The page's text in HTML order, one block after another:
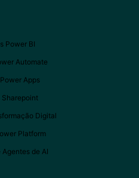
Power BI
Automate
Apps
Sharepoint
Digital
Platform
Agentes de AI